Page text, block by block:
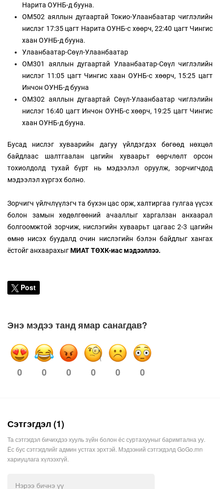
Нарита ОУНБ-д бууна.
ОМ502 аяллын дугаартай Токио-Улаанбаатар чиглэлийн
нислэг 17:35 цагт Нарита ОУНБ-с хөөрч, 22:40 цагт Чингис
хаан ОУНБ-д бууна.
Улаанбаатар-Сөүл-Улаанбаатар
ОМ301 аяллын дугаартай Улаанбаатар-Сөүл чиглэлийн
нислэг 11:05 цагт Чингис хаан ОУНБ-с хөөрч, 15:25 цагт
Инчон ОУНБ-д бууна
ОМ302 аяллын дугаартай Сөүл-Улаанбаатар чиглэлийн
нислэг 16:40 цагт Инчон ОУНБ-с хөөрч, 19:25 цагт Чингис
хаан ОУНБ-д бууна.
Бусад нислэг хуваарийн дагуу үйлдэгдэх бөгөөд нөхцөл
байдлаас шалтгаалан цагийн хуваарьт өөрчлөлт орсон
тохиолдолд тухай бүрт нь мэдээлэл оруулж, зорчигчдод
мэдээлэл хүргэх болно.
Зорчигч үйлчлүүлэгч та бүхэн цас орж, халтиргаа гулгаа үүсэх
болон замын хөдөлгөөний ачааллыг харгалзан анхаарал
болгоомжтой зорчиж, нислэгийн хуваарьт цагаас 2-3 цагийн
өмнө нисэх буудалд очин нислэгийн бэлэн байдлыг хангах
ёстойг анхаарахыгМИАТ ТӨХК-иас мэдээллээ.
Post
Энэ мэдээ танд ямар санагдав?
0 0 0 0 0 0
Сэтгэгдэл (1)
Та сэтгэгдэл бичихдээ хууль зүйн болон ёс суртахууныг баримтална уу.
Ёс бус сэтгэгдлийг админ устгах эрхтэй. Мэдээний сэтгэгдэлд GoGo.mn
хариуцлага хүлээхгүй.